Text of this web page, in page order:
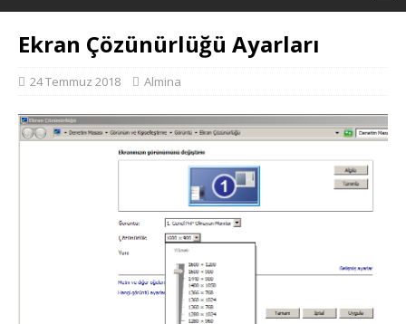
Ekran Çözünürlüğü Ayarları
24 Temmuz 2018 Almina